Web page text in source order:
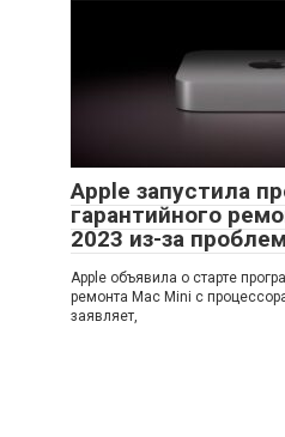
Apple запустила
гарантийного
2023 из-за
Apple объявила о старте
ремонта Mac Mini с
заявляет,